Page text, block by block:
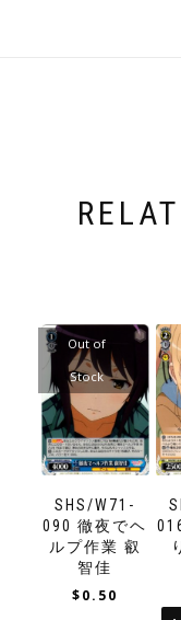
SHS/W71-
090 徹夜でヘ
ルプ作業 叡
智佳
Out of
Stock
$0.50